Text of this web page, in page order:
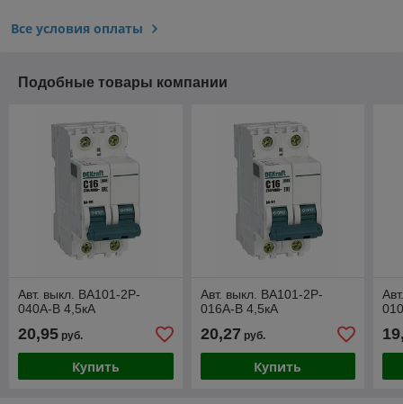
Все условия оплаты
Подобные товары компании
Авт. выкл. ВА101-2P-
040A-B 4,5кА
20,95 руб.
Купить
Авт. выкл. ВА101-2P-
016A-B 4,5кА
20,27 руб.
Купить